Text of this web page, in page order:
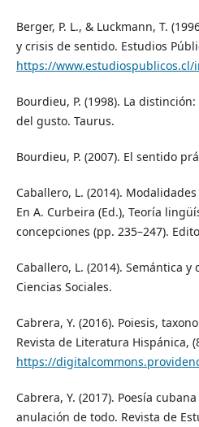
Berger, P. L., & Luckmann, T.
y crisis de sentido. Estudios
https://
Bourdieu, P. (1998). La
del gusto. Taurus.
Bourdieu, P. (2007). El sentido
Caballero, L. (2014).
En A. Curbeira (Ed.), Teoría
concepciones (pp. 235–247).
Caballero, L. (2014). Semántica
Ciencias Sociales.
Cabrera, Y. (2016). Poiesis,
Revista de Literatura Hispánica,
https://
Cabrera, Y. (2017). Poesía
anulación de todo. Revista de